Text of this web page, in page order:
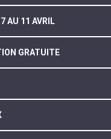
AU 11 AVRIL
GRATUITE